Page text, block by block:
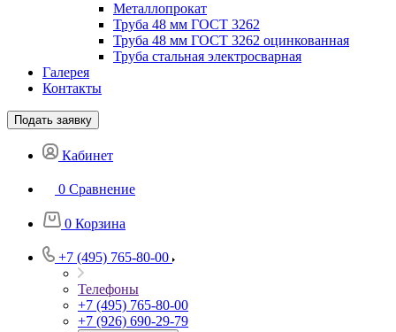
Металлопрокат
Труба 48 мм ГОСТ 3262
Труба 48 мм ГОСТ 3262 оцинкованная
Труба стальная электросварная
Галерея
Контакты
Подать заявку
Кабинет
0 Сравнение
0 Корзина
+7 (495) 765-80-00
Телефоны
+7 (495) 765-80-00
+7 (926) 690-29-79